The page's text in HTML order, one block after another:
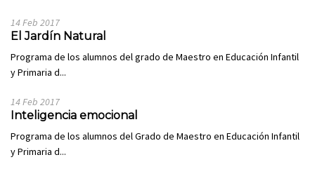
14 Feb 2017
El Jardín Natural
Programa de los alumnos del grado de Maestro en Educación Infantil
y Primaria d...
14 Feb 2017
Inteligencia emocional
Programa de los alumnos del Grado de Maestro en Educación Infantil
y Primaria d...